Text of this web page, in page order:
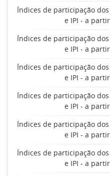
Índices de participação
e IPI - a
Índices de participação
e IPI - a
Índices de participação
e IPI - a
Índices de participação
e IPI - a
Índices de participação
e IPI - a
Índices de participação
e IPI - a